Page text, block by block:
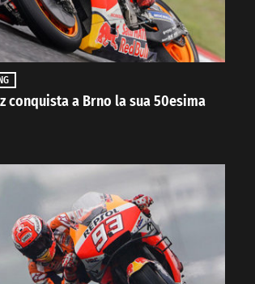
conquista a Brno la sua 50esima